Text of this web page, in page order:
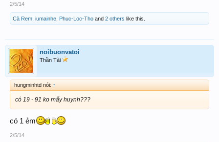
2/5/14
Cà Rem iumainhe Phuc-Loc-Tho and 2 others like this.
noibuonvatoi
Thần Tài
hungminhtd nói: ↑
có 19 - 91 ko mấy huynh???
có 1 ẻm
2/5/14